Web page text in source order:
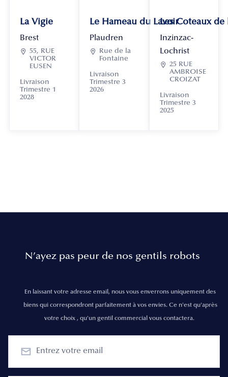
La Vigie
Brest
 55, RUE
VICTOR
EUSEN
Livraison
Trimestre 1
2028
Le Hameau du Lavoir
Plaudren

Rue de la
Fontaine
Livraison
Trimestre 3
2026
Les Coteaux
Inzinzac-
Lochrist
 25 RUE
AMBROISE
CROIZAT
Livraison
Trimestre 3
2025
N’ayez pas peur de nos gentils robots
En laissant votre adresse email, nous vous enverrons uniquement des
biens qui correspondront parfaitement à vos envies. Ce n'est qu'après
votre choix , qu'un gentil commercial vous contactera.